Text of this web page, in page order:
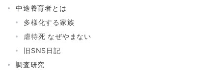
中途養育者とは
多様化する家族
虐待死 なぜやまない
旧SNS日記
調査研究